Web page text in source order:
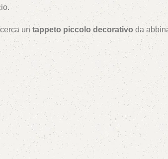
un tappeto piccolo decorativo da